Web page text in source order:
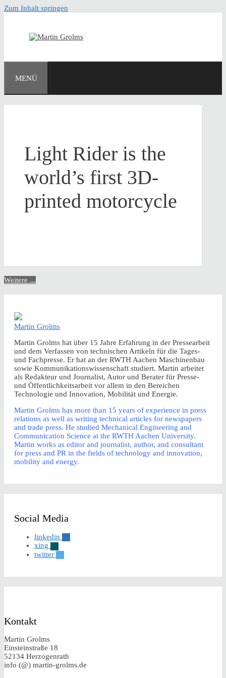
Zum Inhalt springen
MENÜ
Light Rider is the
world’s first 3D-
printed motorcycle
Weitere ...
Martin Grolms
Martin Grolms hat über 15 Jahre Erfahrung in der Pressearbeit
und dem Verfassen von technischen Artikeln für die Tages-
und Fachpresse. Er hat an der RWTH Aachen Maschinenbau
sowie Kommunikationswissenschaft studiert. Martin arbeitet
als Redakteur und Journalist, Autor und Berater für Presse-
und Öffentlichkeitsarbeit vor allem in den Bereichen
Technologie und Innovation, Mobilität und Energie.
Martin Grolms has more than 15 years of experience in press
relations as well as writing technical articles for newspapers
and trade press. He studied Mechanical Engineering and
Communication Science at the RWTH Aachen University.
Martin works as editor and journalist, author, and consultant
for press and PR in the fields of technology and innovation,
mobility and energy.
Social Media
linkedin
xing
twitter
Kontakt
Martin Grolms
Einsteinstraße 18
52134 Herzogenrath
info (@) martin-grolms.de